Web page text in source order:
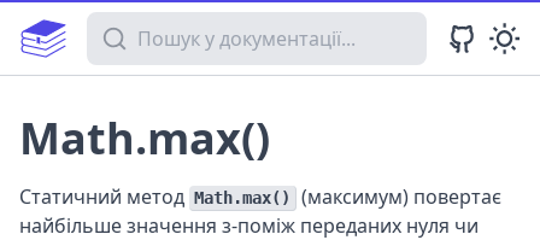
Пошук у документації
Math.max()
Статичний метод Math.max()
(максимум) повертає
найбільше значення з-поміж переданих нуля чи